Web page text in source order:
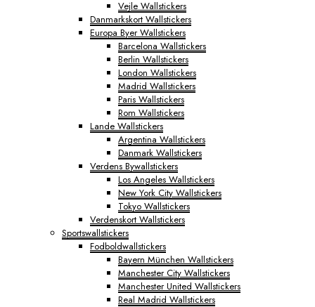
Vejle Wallstickers
Danmarkskort Wallstickers
Europa Byer Wallstickers
Barcelona Wallstickers
Berlin Wallstickers
London Wallstickers
Madrid Wallstickers
Paris Wallstickers
Rom Wallstickers
Lande Wallstickers
Argentina Wallstickers
Danmark Wallstickers
Verdens Bywallstickers
Los Angeles Wallstickers
New York City Wallstickers
Tokyo Wallstickers
Verdenskort Wallstickers
Sportswallstickers
Fodboldwallstickers
Bayern München Wallstickers
Manchester City Wallstickers
Manchester United Wallstickers
Real Madrid Wallstickers